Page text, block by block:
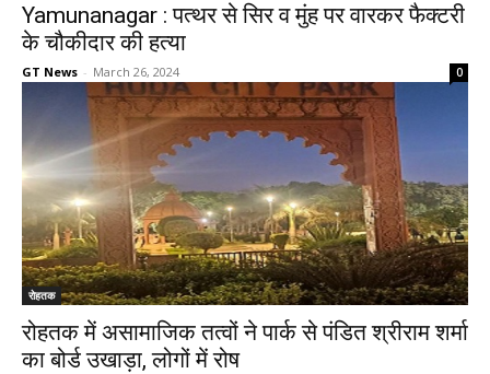
Yamunanagar : पत्थर से सिर व मुंह पर वारकर फैक्टरी
के चौकीदार की हत्या
GT News - March 26, 2024 0
रोहतक
रोहतक में असामाजिक तत्वों ने पार्क से पंडित श्रीराम शर्मा
का बोर्ड उखाड़ा, लोगों में रोष